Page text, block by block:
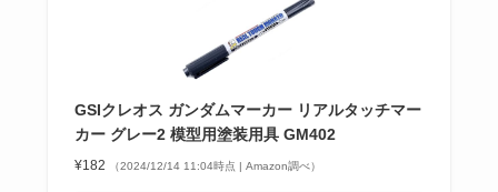
GSIクレオス ガンダムマーカー リアルタッチマー
カー グレー2 模型用塗装用具 GM402
¥182 （2024/12/14 11:04時点 | Amazon調べ）